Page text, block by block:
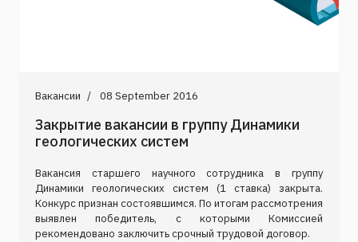
Вакансии 08 September 2016
Закрытие вакансии в группу Динамики
геологических систем
Вакансия старшего научного сотрудника в группу
Динамики геологических систем (1 ставка) закрыта.
Конкурс признан состоявшимся. По итогам рассмотрения
выявлен победитель, с которыми Комиссией
рекомендовано заключить срочный трудовой договор.